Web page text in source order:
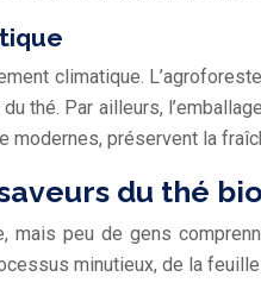
climatique.
thé. Par ailleurs,
préservent la
du thé bio
peu de gens
minutieux, de la